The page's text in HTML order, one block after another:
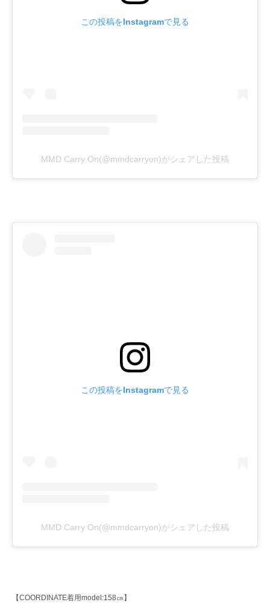
この投稿をInstagramで見る
MMD Carry On(@mmdcarryon)がシェアした投稿
この投稿をInstagramで見る
MMD Carry On(@mmdcarryon)がシェアした投稿
【COORDINATE着用model:158㎝】